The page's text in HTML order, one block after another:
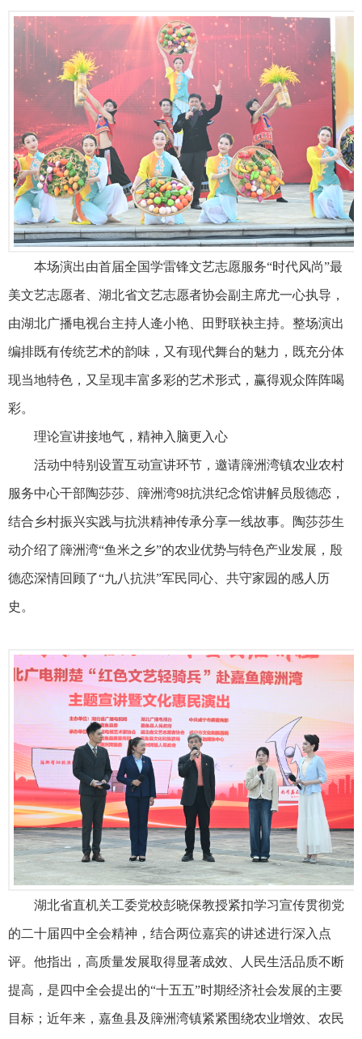
本场演出由首届全国学雷锋文艺志愿服务“时代风尚”最
美文艺志愿者、湖北省文艺志愿者协会副主席尤一心执导，
由湖北广播电视台主持人逄小艳、田野联袂主持。整场演出
编排既有传统艺术的韵味，又有现代舞台的魅力，既充分体
现当地特色，又呈现丰富多彩的艺术形式，赢得观众阵阵喝
彩。
理论宣讲接地气，精神入脑更入心
活动中特别设置互动宣讲环节，邀请簰洲湾镇农业农村
服务中心干部陶莎莎、簰洲湾98抗洪纪念馆讲解员殷德恋，
结合乡村振兴实践与抗洪精神传承分享一线故事。陶莎莎生
动介绍了簰洲湾“鱼米之乡”的农业优势与特色产业发展，殷
德恋深情回顾了“九八抗洪”军民同心、共守家园的感人历
史。
湖北省直机关工委党校彭晓保教授紧扣学习宣传贯彻党
的二十届四中全会精神，结合两位嘉宾的讲述进行深入点
评。他指出，高质量发展取得显著成效、人民生活品质不断
提高，是四中全会提出的“十五五”时期经济社会发展的主要
目标；近年来，嘉鱼县及簰洲湾镇紧紧围绕农业增效、农民